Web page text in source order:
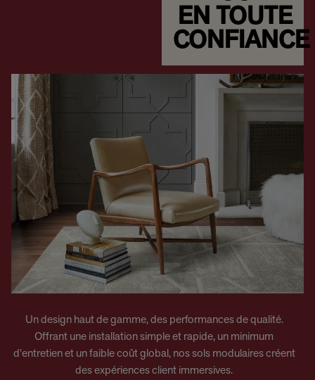
EN TOUTE
CONFIANCE
Un design haut de gamme, des performances de qualité.
Offrant une installation simple et rapide, un minimum
d’entretien et un faible coût global, nos sols modulaires créent
des expériences client immersives.